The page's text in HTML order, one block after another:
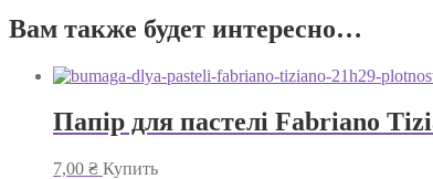
Вам также будет интересно…
Папір для пастелі Fabriano
7,00 ₴ Купить